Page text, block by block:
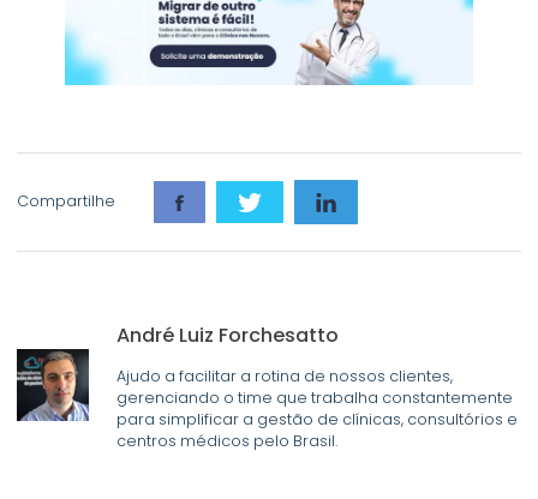
Compartilhe
André Luiz Forchesatto
Ajudo a facilitar a rotina de nossos clientes,
gerenciando o time que trabalha constantemente
para simplificar a gestão de clínicas, consultórios e
centros médicos pelo Brasil.